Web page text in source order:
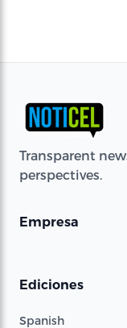
Transparent
perspectives.
Empresa
Ediciones
Spanish